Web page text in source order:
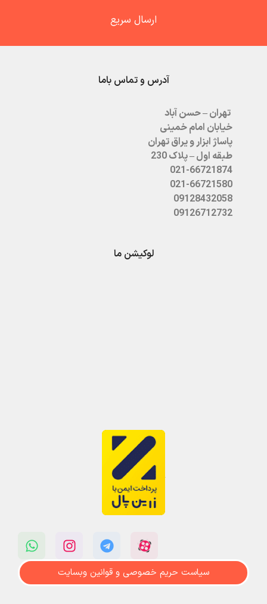
ارسال سریع
آدرس و تماس باما
تهران – حسن آباد
خیابان امام خمینی
پاساژ ابزار و یراق تهران
طبقه اول – پلاک 230
021-66721874
021-66721580
09128432058
09126712732
لوکیشن ما
سیاست حریم خصوصی و قوانین وبسایت